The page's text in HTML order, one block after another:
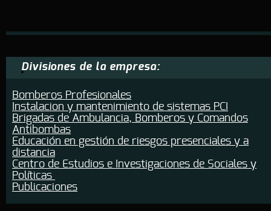
Divisiones de la empresa:
Bomberos Profesionales
Instalacion y mantenimiento de sistemas PCI
Brigadas de Ambulancia, Bomberos y Comandos
Antibombas
Educación en gestión de riesgos presenciales y a
distancia
Centro de Estudios e Investigaciones de Sociales y
Políticas
Publicaciones